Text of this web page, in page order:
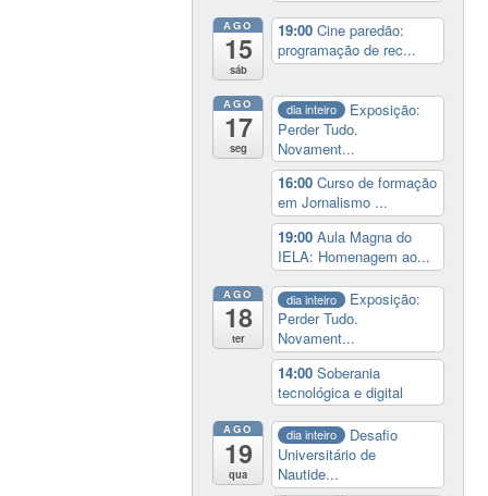
AGO
15
sáb
19:00Cine paredão:
programação de rec...
AGO
17
seg
dia inteiro
Exposição:
Perder Tudo.
Novament...
16:00Curso de formação
em Jornalismo ...
19:00Aula Magna do
IELA: Homenagem ao...
AGO
18
ter
dia inteiro
Exposição:
Perder Tudo.
Novament...
14:00Soberania
tecnológica e digital
AGO
19
qua
dia inteiro
Desafio
Universitário de
Nautide...